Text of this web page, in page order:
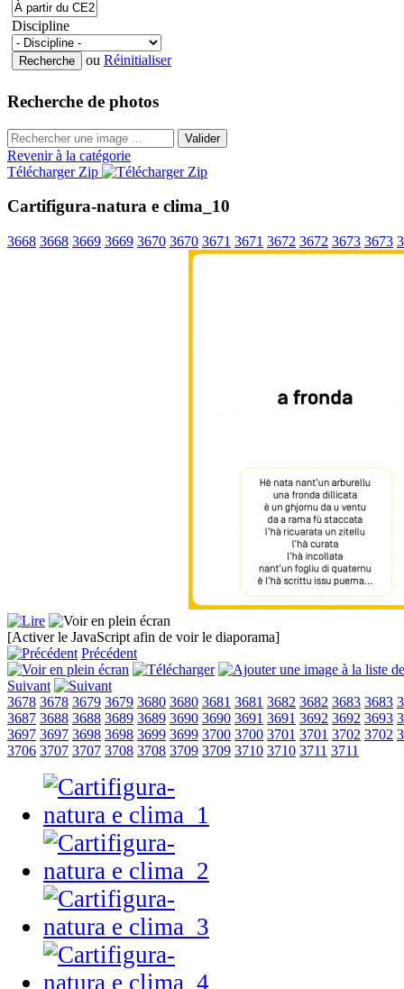
Discipline
ou Réinitialiser
Recherche de photos
Valider
Revenir à la catégorie
Télécharger Zip
Cartifigura-natura e clima_10
3668 3668 3669 3669 3670 3670 3671 3671 3672 3672 3673 3673
[Activer le JavaScript afin de voir le diaporama]
Précédent
Suivant
3678 3678 3679 3679 3680 3680 3681 3681 3682 3682 3683 3683
3687 3688 3688 3689 3689 3690 3690 3691 3691 3692 3692 3693
3697 3697 3698 3698 3699 3699 3700 3700 3701 3701 3702 3702
3706 3707 3707 3708 3708 3709 3709 3710 3710 3711 3711